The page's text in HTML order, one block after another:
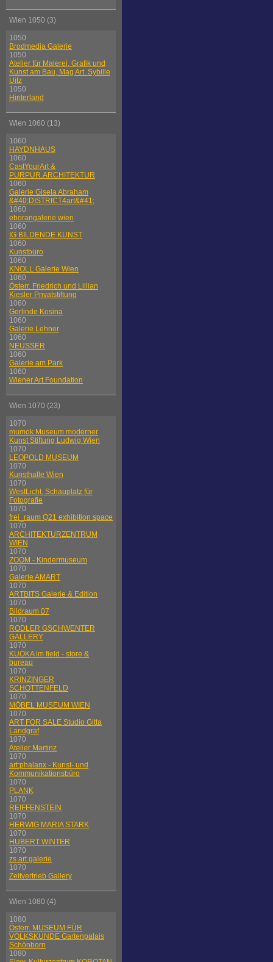
Wien 1050 (3)
1050
Brodmedia Galerie
1050
Atelier für Malerei, Grafik und
Kunst am Bau, Mag Art. Sybille
Uitz
1050
Hinterland
Wien 1060 (13)
1060
HAYDNHAUS
1060
CastYourArt &
PURPUR.ARCHITEKTUR
1060
Galerie Gisela Abraham
&#40;DISTRICT4art&#41;
1060
eborangalerie wien
1060
IG BILDENDE KUNST
1060
Kunstbüro
1060
KNOLL Galerie Wien
1060
Österr. Friedrich und Lillian
Kiesler Privatstiftung
1060
Gerlinde Kosina
1060
Galerie Lehner
1060
NEUSSER
1060
Galerie am Park
1060
Wiener Art Foundation
Wien 1070 (23)
1070
mumok Museum moderner
Kunst Stiftung Ludwig Wien
1070
LEOPOLD MUSEUM
1070
Kunsthalle Wien
1070
WestLicht. Schauplatz für
Fotografie
1070
frei_raum Q21 exhibition space
1070
ARCHITEKTURZENTRUM
WIEN
1070
ZOOM - Kindermuseum
1070
Galerie AMART
1070
ARTBITS Galerie & Edition
1070
Bildraum 07
1070
RODLER GSCHWENTER
GALLERY
1070
KUOKA im field - store &
bureau
1070
KRINZINGER
SCHOTTENFELD
1070
MÖBEL MUSEUM WIEN
1070
ART FOR SALE Studio Gitta
Landgraf
1070
Atelier Martinz
1070
art:phalanx - Kunst- und
Kommunikationsbüro
1070
PLANK
1070
REIFFENSTEIN
1070
HERWIG MARIA STARK
1070
HUBERT WINTER
1070
zs art galerie
1070
Zeitvertrieb Gallery
Wien 1080 (4)
1080
Österr. MUSEUM FÜR
VOLKSKUNDE Gartenpalais
Schönborn
1080